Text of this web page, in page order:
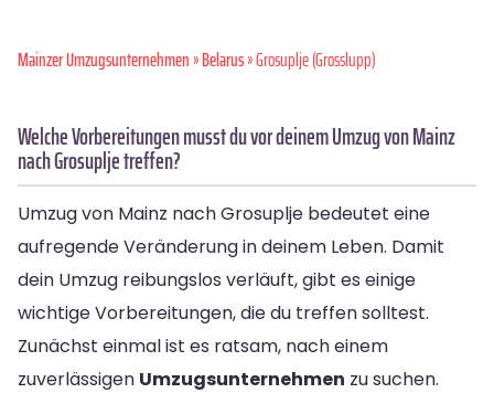
Mainzer Umzugsunternehmen»Belarus» Grosuplje (Grosslupp)
Welche Vorbereitungen musst du vor deinem Umzug von Mainz
nach Grosuplje treffen?
Umzug von Mainz nach Grosuplje bedeutet eine
aufregende Veränderung in deinem Leben. Damit
dein Umzug reibungslos verläuft, gibt es einige
wichtige Vorbereitungen, die du treffen solltest.
Zunächst einmal ist es ratsam, nach einem
zuverlässigen Umzugsunternehmen zu suchen.